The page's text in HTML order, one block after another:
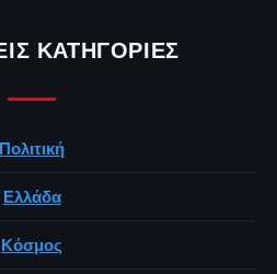
ΚΑΤΗΓΟΡΊΕΣ
Πολιτική
Ελλάδα
Κόσμος